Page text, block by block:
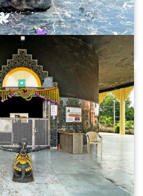
फुलंब्री, जि. छत्रपती संभाजीनगर
माहिती